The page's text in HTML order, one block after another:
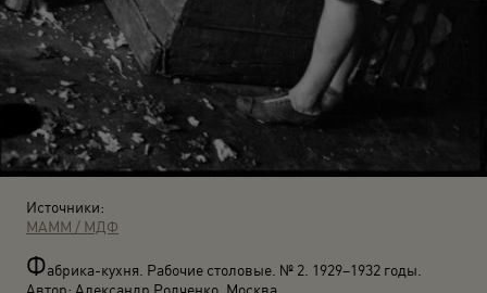
Источники:
МАММ / МДФ
Фабрика-кухня. Рабочие столовые. № 2. 1929–1932 годы.